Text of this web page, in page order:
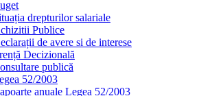
drepturilor salariale
Publice
de avere si de interese
Decizională
publică
52/2003
anuale Legea 52/2003